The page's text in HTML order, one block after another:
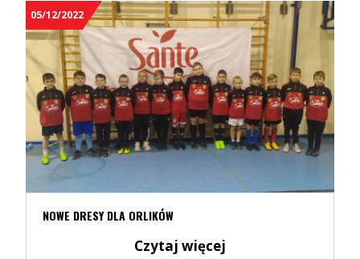
05/12/2022
NOWE DRESY DLA ORLIKÓW
Czytaj więcej